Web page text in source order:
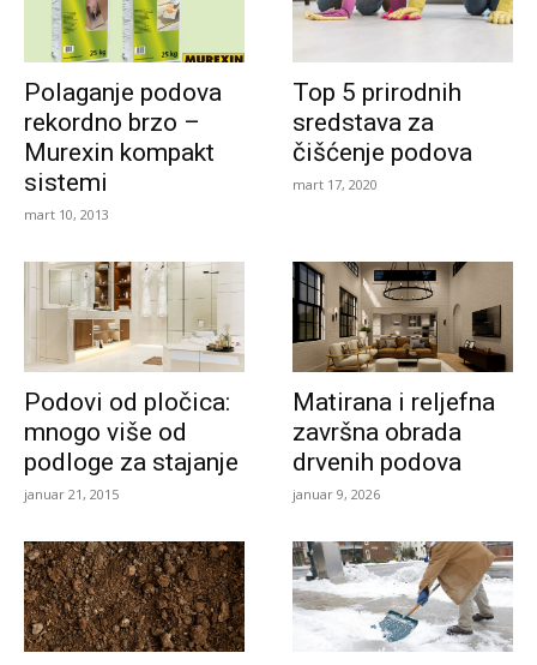
Polaganje podova
rekordno brzo –
Murexin kompakt
sistemi
mart 10, 2013
Top 5 prirodnih
sredstava za
čišćenje podova
mart 17, 2020
Podovi od pločica:
mnogo više od
podloge za stajanje
januar 21, 2015
Matirana i reljefna
završna obrada
drvenih podova
januar 9, 2026